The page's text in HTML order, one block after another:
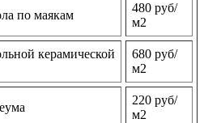
по маякам
480 руб/
м2
керамической
680 руб/
м2
220 руб/
м2